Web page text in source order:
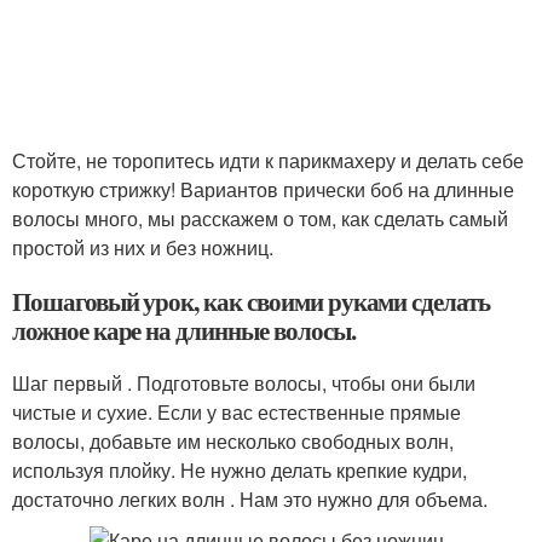
Стойте, не торопитесь идти к парикмахеру и делать себе
короткую стрижку! Вариантов прически боб на длинные
волосы много, мы расскажем о том, как сделать самый
простой из них и без ножниц.
Пошаговый урок, как своими руками сделать
ложное каре на длинные волосы.
Шаг первый . Подготовьте волосы, чтобы они были
чистые и сухие. Если у вас естественные прямые
волосы, добавьте им несколько свободных волн,
используя плойку. Не нужно делать крепкие кудри,
достаточно легких волн . Нам это нужно для объема.